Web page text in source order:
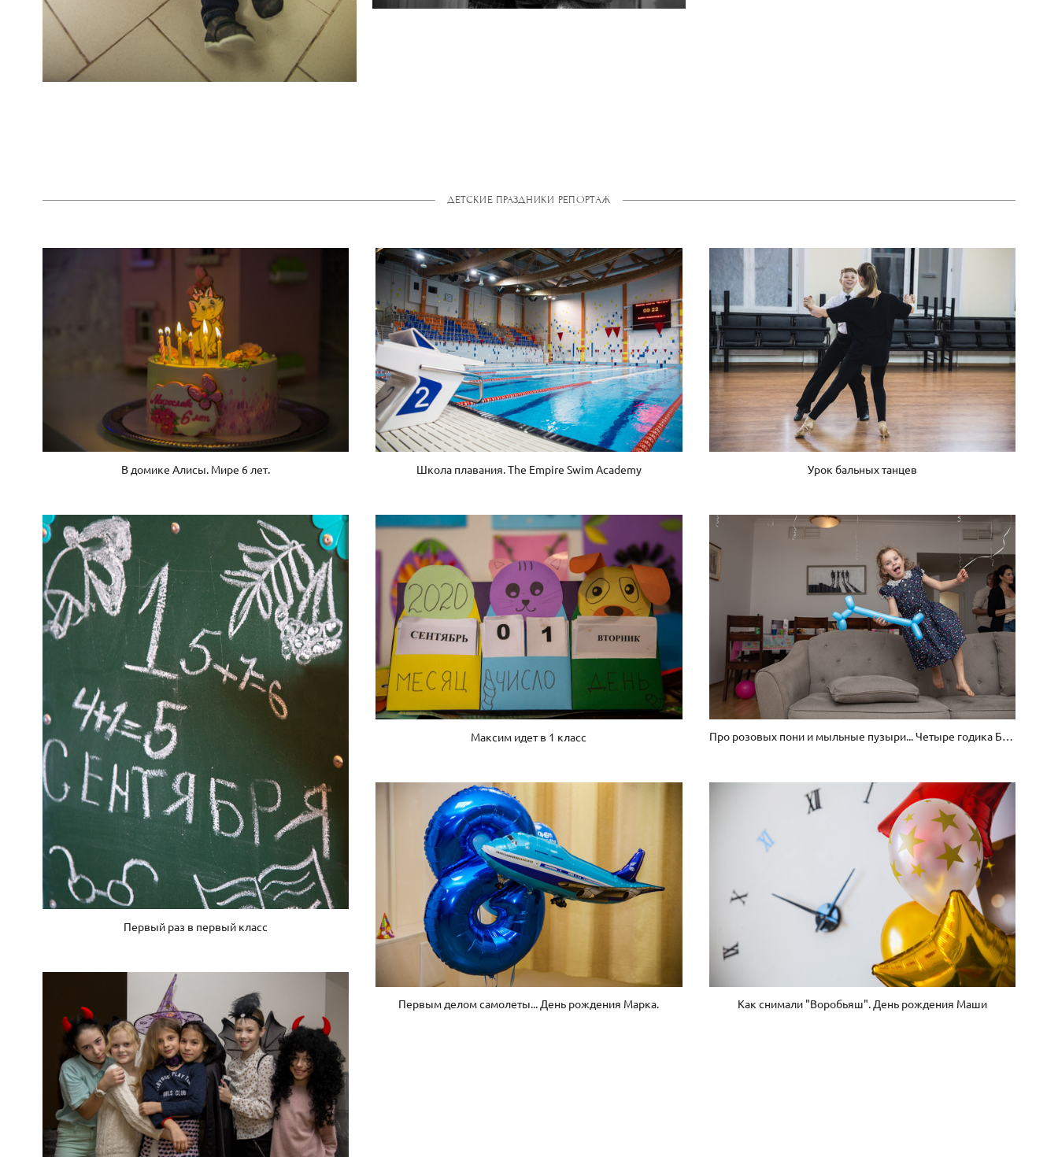
ДЕТСКИЕ ПРАЗДНИКИ РЕПОРТАЖ
В домике Алисы. Мире 6 лет. Школа плавания. The Empire Swim Academy Урок бальных танцев
Первый раз в первый класс
Максим идет в 1 класс Про розовых пони и мыльные пузыри... Четыре годика Барбаре
Как снимали "Воробьяш". День рождения Маши
Первым делом самолеты... День рождения Марка.